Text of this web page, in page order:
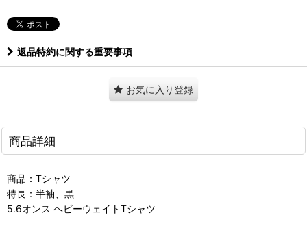
返品特約に関する重要事項
お気に入り登録
商品詳細
商品：Tシャツ
特長：半袖、黒
5.6オンス ヘビーウェイトTシャツ